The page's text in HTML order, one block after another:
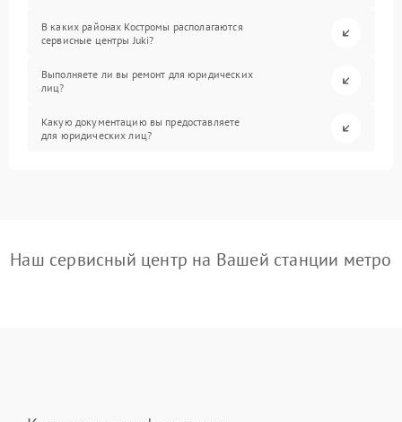
В каких районах Костромы располагаются
сервисные центры Juki?
Выполняете ли вы ремонт для юридических
лиц?
Какую документацию вы предоставляете
для юридических лиц?
Наш сервисный центр на Вашей станции метро